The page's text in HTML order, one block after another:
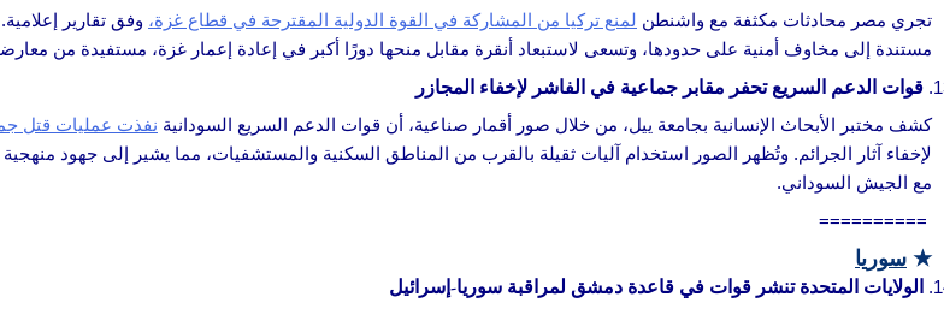
تجري مصر محادثات مكثفة مع واشنطن لمنع تركيا من المشاركة في القوة الدولية المقترحة في قطاع غزة، وفق تقارير
مستندة إلى مخاوف أمنية على حدودها، وتسعى لاستبعاد أنقرة مقابل منحها دورًا أكبر في إعادة إعمار غزة، مستفيدة من
قوات الدعم السريع تحفر مقابر جماعية في الفاشر لإخفاء المجازر
كشف مختبر الأبحاث الإنسانية بجامعة ييل، من خلال صور أقمار صناعية، أن قوات الدعم السريع السودانية نفذت عمليات قتل
لإخفاء آثار الجرائم. وتُظهر الصور استخدام آليات ثقيلة بالقرب من المناطق السكنية والمستشفيات، مما يشير إلى جهود منهجية
مع الجيش السوداني.
==========
★ سوريا
الولايات المتحدة تنشر قوات في قاعدة دمشق لمراقبة سوريا-إسرائيل